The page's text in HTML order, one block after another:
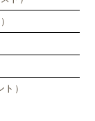
テイのす
）